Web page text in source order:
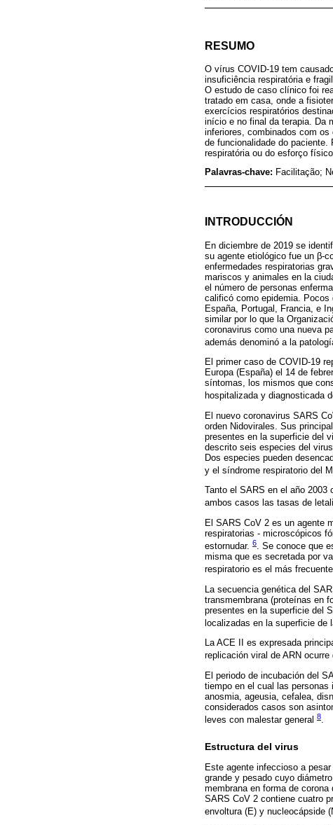
RESUMO
O vírus COVID-19 tem
insuficiência respiratória e
O estudo de caso clínico foi
tratado em casa, onde a
exercícios respiratórios
início e no final da terapia. Da
inferiores, combinados com
de funcionalidade do
respiratória ou do esforço físico
Palavras-chave: Facilitação;
INTRODUCCIÓN
En diciembre de 2019 se
su agente etiológico fue un β-
enfermedades respiratorias
mariscos y animales en la
el número de personas
calificó como epidemia. Pocos
España, Portugal, Francia, e
similar por lo que la
coronavirus como una nueva
además denominó a la
El primer caso de COVID-19
Europa (España) el 14 de
síntomas, los mismos que
hospitalizada y diagnosticada
El nuevo coronavirus SARS
orden Nidovirales. Sus
presentes en la superficie del
descrito seis especies del
Dos especies pueden
y el síndrome respiratorio del
Tanto el SARS en el año 2003
ambos casos las tasas de
El SARS CoV 2 es un agente
respiratorias - microscópicos
estornudar. 6. Se conoce que
misma que es secretada por
respiratorio es el más
La secuencia genética del
transmembrana (proteínas en
presentes en la superficie del
localizadas en la superficie
La ACE II es expresada
replicación viral de ARN
El periodo de incubación del
tiempo en el cual las personas
anosmia, ageusia, cefalea,
considerados casos son
leves con malestar general 8.
Estructura del virus
Este agente infeccioso a
grande y pesado cuyo
membrana en forma de
SARS CoV 2 contiene cuatro
envoltura (E) y nucleocápside